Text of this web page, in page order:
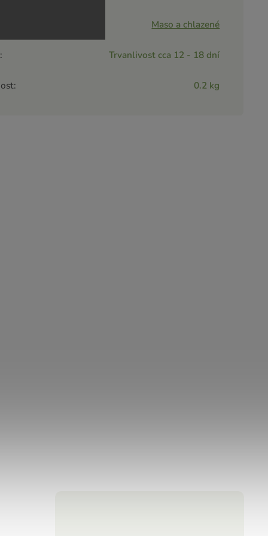
Maso a chlazené
: Trvanlivost cca 12 - 18 dní
: 0.2 kg